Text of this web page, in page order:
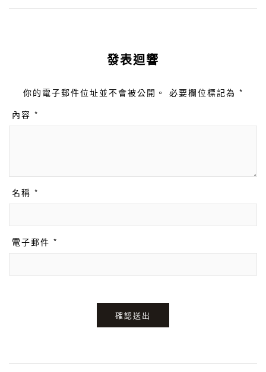
發表迴響
你的電子郵件位址並不會被公開。 必要欄位標記為 *
內容 *
名稱 *
電子郵件 *
確認送出